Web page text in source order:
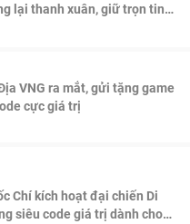
lại thanh xuân, giữ trọn tinh
VNG ra mắt, gửi tặng game
cực giá trị
Chí kích hoạt đại chiến Di
siêu code giá trị dành cho